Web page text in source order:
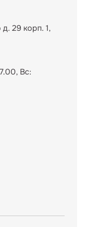
29 корп. 1,
Вс: